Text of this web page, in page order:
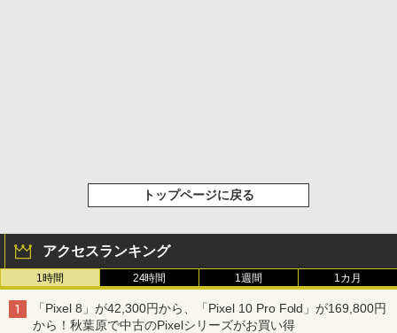
トップページに戻る
アクセスランキング
1時間 24時間 1週間 1カ月
「Pixel 8」が42,300円から、「Pixel 10 Pro Fold」が169,800円
から！秋葉原で中古のPixelシリーズがお買い得